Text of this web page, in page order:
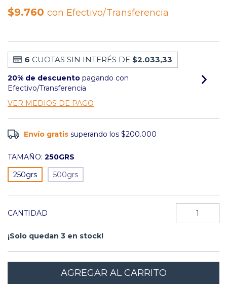
$9.760 con Efectivo/Transferencia
6 CUOTAS SIN INTERÉS DE $2.033,33
20% de descuento pagando con
Efectivo/Transferencia
VER MEDIOS DE PAGO
Envío gratis superando los$200.000
TAMAÑO: 250GRS
250grs
500grs
CANTIDAD
¡Solo quedan 3 en stock!